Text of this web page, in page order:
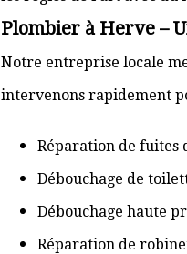
Plombier à Herve –
Notre entreprise locale
intervenons rapidement
Réparation de fuites
Débouchage de
Débouchage haute
Réparation de